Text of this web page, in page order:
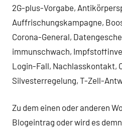
2G-plus-Vorgabe,
Auffrischungskampagne,
Corona-General,
immunschwach,
Login-Fall, Nachlasskontakt,
Silvesterregelung, T-Zell-
Zu dem einen oder anderen
Blogeintrag oder wird es